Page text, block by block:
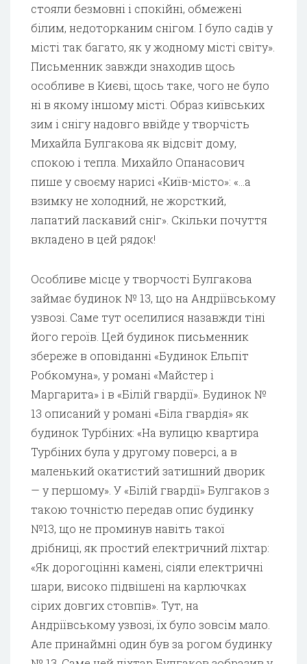
стояли безмовні і спокійні, обмежені
білим, недоторканим снігом. І було садів у
місті так багато, як у жодному місті світу».
Письменник завжди знаходив щось
особливе в Києві, щось таке, чого не було
ні в якому іншому місті. Образ київських
зим і снігу надовго ввійде у творчість
Михайла Булгакова як відсвіт дому,
спокою і тепла. Михайло Опанасович
пише у своєму нарисі «Київ-місто»: «…а
взимку не холодний, не жорсткий,
лапатий ласкавий сніг». Скільки почуття
вкладено в цей рядок!
Особливе місце у творчості Булгакова
займає будинок № 13, що на Андріївському
узвозі. Саме тут оселилися назавжди тіні
його героїв. Цей будинок письменник
збереже в оповіданні «Будинок Ельпіт
Робкомуна», у романі «Майстер і
Маргарита» і в «Білій гвардії». Будинок №
13 описаний у романі «Біла гвардія» як
будинок Турбіних: «На вулицю квартира
Турбіних була у другому поверсі, а в
маленький окатистий затишний дворик
— у першому». У «Білій гвардії» Булгаков з
такою точністю передав опис будинку
№13, що не проминув навіть такої
дрібниці, як простий електричний ліхтар:
«Як дорогоцінні камені, сіяли електричні
шари, високо підвішені на карлючках
сірих довгих стовпів». Тут, на
Андріївському узвозі, їх було зовсім мало.
Але принаймні один був за рогом будинку